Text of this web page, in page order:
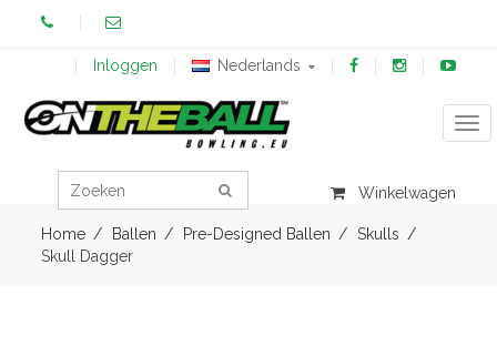
Inloggen Nederlands
Winkelwagen
Home Ballen Pre-Designed Ballen
Skulls
Skull Dagger